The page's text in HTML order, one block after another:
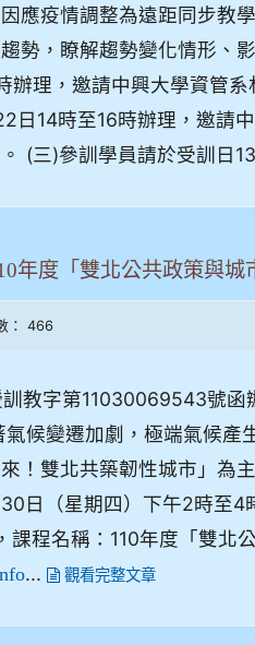
應疫情調整為遠距同步教
勢，瞭解趨勢變化情形、
辦理，邀請中興大學資管
日14時至16時辦理，邀請
(三)參訓學員請於受訓日
年度「雙北公共政策與
： 466
教字第11030069543號函
候變遷加劇，極端氣候產
！雙北共築韌性城市」為
日（星期四）下午2時至
程名稱：110年度「雙北
... 觀看完整文章